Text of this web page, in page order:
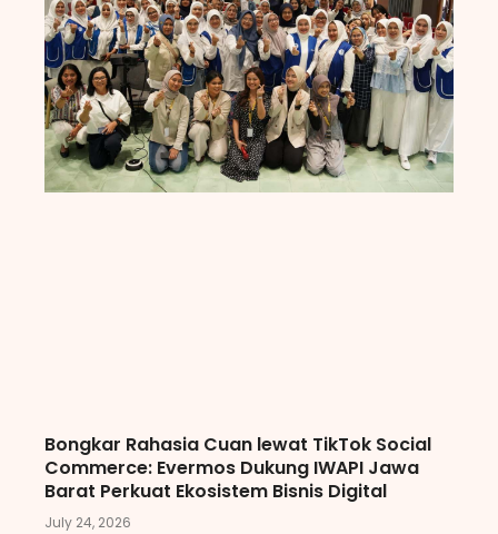
Bongkar Rahasia Cuan lewat TikTok Social
Commerce: Evermos Dukung IWAPI Jawa
Barat Perkuat Ekosistem Bisnis Digital
July 24, 2026